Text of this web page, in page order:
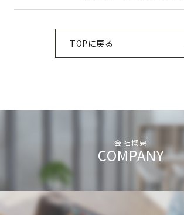
TOPに戻る
会社概要
COMPANY